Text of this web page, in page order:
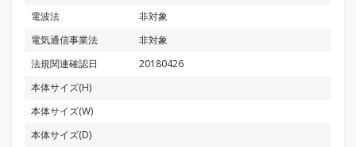
電波法
非対象
電気通信事業法
非対象
法規関連確認日
20180426
本体サイズ(H)
本体サイズ(W)
本体サイズ(D)